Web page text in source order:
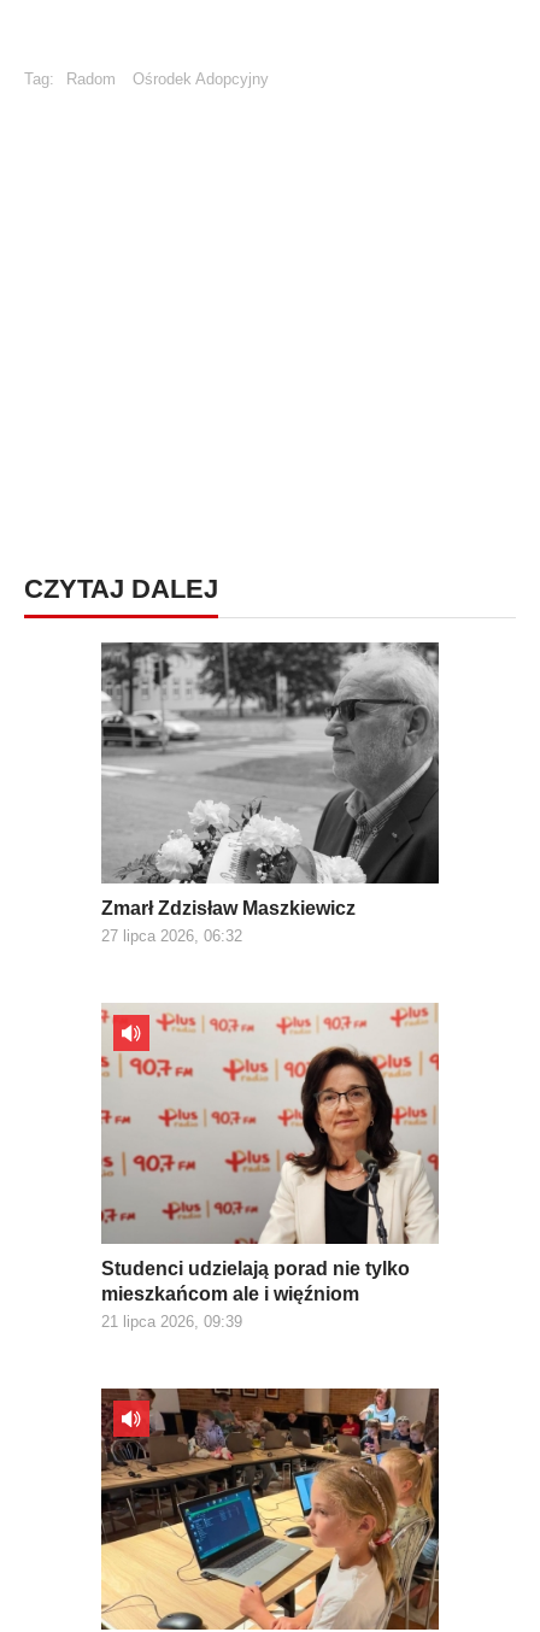
Tag: Radom Ośrodek Adopcyjny
CZYTAJ DALEJ
Zmarł Zdzisław Maszkiewicz
27 lipca 2026, 06:32
Studenci udzielają porad nie tylko
mieszkańcom ale i więźniom
21 lipca 2026, 09:39